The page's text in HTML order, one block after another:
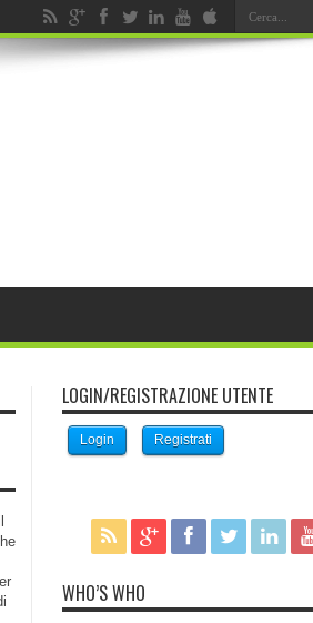
LOGIN/REGISTRAZIONE UTENTE
Login Registrati
WHO’S WHO